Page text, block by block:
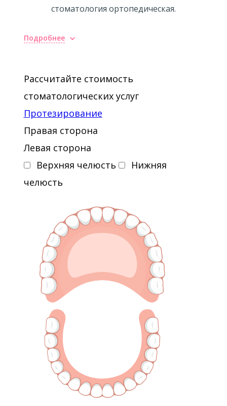
стоматология ортопедическая.
Опыт работы
практической деятельности на базе
МГМСУ, лектор повышения
квалификации и обучения CAD-CAM
технологиям.
10.2017 — по настоящее
времяСтоматолог-ортопед клиника
«32 дент» (частная клиника)
Подробнее
Рассчитайте стоимость
стоматологических услуг
Протезирование
Правая сторона
Левая сторона
Верхняя челюсть
Нижняя
челюсть